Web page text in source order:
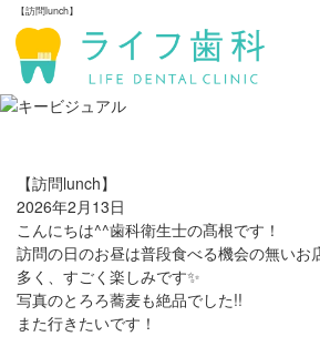
【訪問lunch】
【訪問lunch】
2026年2月13日
こんにちは^^歯科衛生士の髙根です！
訪問の日のお昼は普段食べる機会の無いお
多く、すごく楽しみです✨️
写真のとろろ蕎麦も絶品でした!!
また行きたいです！